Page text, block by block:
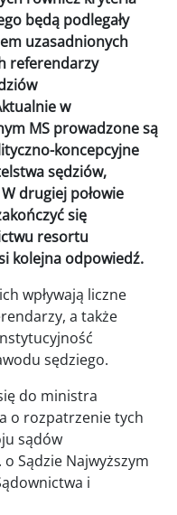
będą podlegały
uzasadnionych
referendarzy
w
MS prowadzone są
koncepcyjne
sędziów,
drugiej połowie
się
resortu
kolejna odpowiedź.
wpływają liczne
a także
sędziego.
do ministra
o rozpatrzenie tych
sądów
Sądzie Najwyższym
i